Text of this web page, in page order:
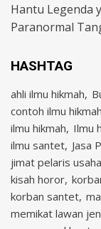
Hantu Legenda
Paranormal
HASHTAG
ahli ilmu hikmah
contoh ilmu hikmah
ilmu hikmah Ilmu
ilmu santet Jasa
jimat pelaris usaha
kisah horor
korban santet
memikat lawan